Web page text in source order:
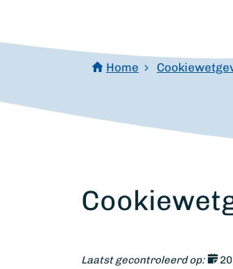
Home
Laatst gecontroleerd op: